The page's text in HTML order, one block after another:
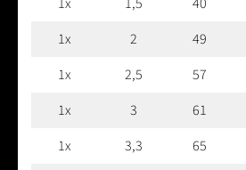
1x
2 49
1x
2,5 57
1x
3 61
1x
3,3 65